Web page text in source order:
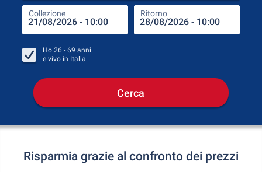
Collezione Ritorno
Ho 26 - 69 anni
e vivo in Italia
Cerca
Risparmia grazie al confronto dei prezzi